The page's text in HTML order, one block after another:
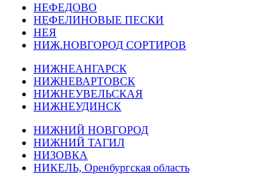
НЕФЕДОВО
НЕФЕЛИНОВЫЕ ПЕСКИ
НЕЯ
НИЖ.НОВГОРОД СОРТИРОВ
НИЖНЕАНГАРСК
НИЖНЕВАРТОВСК
НИЖНЕУВЕЛЬСКАЯ
НИЖНЕУДИНСК
НИЖНИЙ НОВГОРОД
НИЖНИЙ ТАГИЛ
НИЗОВКА
НИКЕЛЬ, Оренбургская область